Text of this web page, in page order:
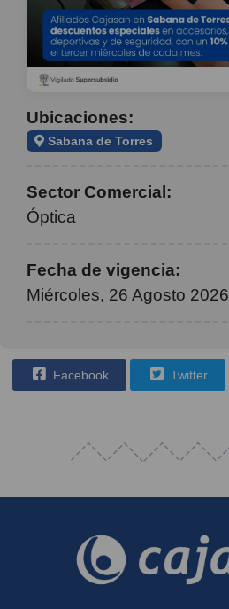
Ubicaciones:
Sabana de Torres
Sector Comercial:
Óptica
Fecha de vigencia:
Miércoles, 26 Agosto 2026
Facebook Twitter